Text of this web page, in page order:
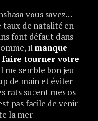
vous savez…
taux de natalité en
font défaut dans
il manque
faire tourner votre
me semble bon jeu
de main et éviter
rats sucent mes os
pas facile de venir
la mer.